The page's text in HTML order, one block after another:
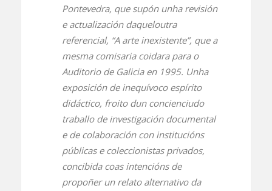
Pontevedra, que supón unha revisión
e actualización daqueloutra
referencial, “A arte inexistente”, que a
mesma comisaria coidara para o
Auditorio de Galicia en 1995. Unha
exposición de inequívoco espírito
didáctico, froito dun concienciudo
traballo de investigación documental
e de colaboración con institucións
públicas e coleccionistas privados,
concibida coas intencións de
propoñer un relato alternativo da